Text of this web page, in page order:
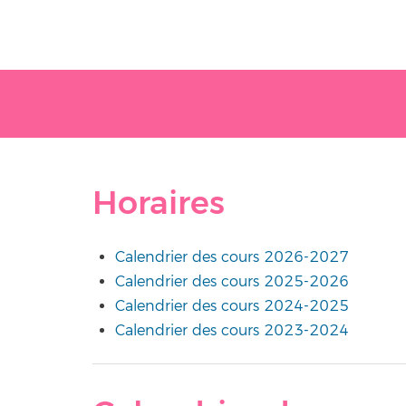
Horaires
Calendrier des cours 2026-2027
Calendrier des cours 2025-2026
Calendrier des cours 2024-2025
Calendrier des cours 2023-2024